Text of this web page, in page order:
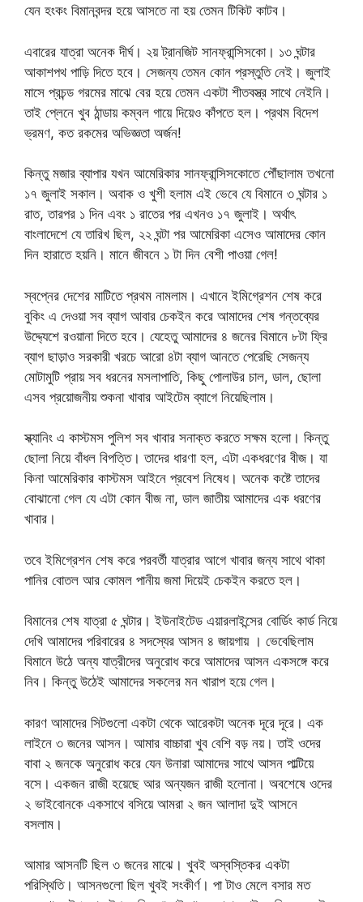
যেন হংকং বিমানবন্দর হয়ে আসতে না হয় তেমন টিকিট কাটব।
এবারের যাত্রা অনেক দীর্ঘ। ২য় ট্রানজিট সানফ্রান্সিসকো। ১৩ ঘন্টার
আকাশপথ পাড়ি দিতে হবে। সেজন্য তেমন কোন প্রস্তুতি নেই। জুলাই
মাসে প্রচন্ড গরমের মাঝে বের হয়ে তেমন একটা শীতবস্ত্র সাথে নেইনি।
তাই প্লেনে খুব ঠান্ডায় কম্বল গায়ে দিয়েও কাঁপতে হল। প্রথম বিদেশ
ভ্রমণ, কত রকমের অভিজ্ঞতা অর্জন!
কিন্তু মজার ব্যাপার যখন আমেরিকার সানফ্রান্সিসকোতে পৌঁছালাম তখনো
১৭ জুলাই সকাল। অবাক ও খুশী হলাম এই ভেবে যে বিমানে ৩ ঘন্টার ১
রাত, তারপর ১ দিন এবং ১ রাতের পর এখনও ১৭ জুলাই। অর্থাৎ
বাংলাদেশে যে তারিখ ছিল, ২২ ঘন্টা পর আমেরিকা এসেও আমাদের কোন
দিন হারাতে হয়নি। মানে জীবনে ১ টা দিন বেশী পাওয়া গেল!
স্বপ্নের দেশের মাটিতে প্রথম নামলাম। এখানে ইমিগ্রেশন শেষ করে
বুকিং এ দেওয়া সব ব্যাগ আবার চেকইন করে আমাদের শেষ গন্তব্যের
উদ্দ্যেশে রওয়ানা দিতে হবে। যেহেতু আমাদের ৪ জনের বিমানে ৮টা ফ্রি
ব্যাগ ছাড়াও সরকারী খরচে আরো ৪টা ব্যাগ আনতে পেরেছি সেজন্য
মোটামুটি প্রায় সব ধরনের মসলাপাতি, কিছু পোলাউর চাল, ডাল, ছোলা
এসব প্রয়োজনীয় শুকনা খাবার আইটেম ব্যাগে নিয়েছিলাম।
স্ক্যানিং এ কাস্টমস পুলিশ সব খাবার সনাক্ত করতে সক্ষম হলো। কিন্তু
ছোলা নিয়ে বাঁধল বিপত্তি। তাদের ধারণা হল, এটা একধরণের বীজ। যা
কিনা আমেরিকার কাস্টমস আইনে প্রবেশ নিষেধ। অনেক কষ্টে তাদের
বোঝানো গেল যে এটা কোন বীজ না, ডাল জাতীয় আমাদের এক ধরণের
খাবার।
তবে ইমিগ্রেশন শেষ করে পরবর্তী যাত্রার আগে খাবার জন্য সাথে থাকা
পানির বোতল আর কোমল পানীয় জমা দিয়েই চেকইন করতে হল।
বিমানের শেষ যাত্রা ৫ ঘন্টার। ইউনাইটেড এয়ারলাইন্সের বোর্ডিং কার্ড নিয়ে
দেখি আমাদের পরিবারের ৪ সদস্যের আসন ৪ জায়গায় । ভেবেছিলাম
বিমানে উঠে অন্য যাত্রীদের অনুরোধ করে আমাদের আসন একসঙ্গে করে
নিব। কিন্তু উঠেই আমাদের সকলের মন খারাপ হয়ে গেল।
কারণ আমাদের সিটগুলো একটা থেকে আরেকটা অনেক দূরে দূরে। এক
লাইনে ৩ জনের আসন। আমার বাচ্চারা খুব বেশি বড় নয়। তাই ওদের
বাবা ২ জনকে অনুরোধ করে যেন উনারা আমাদের সাথে আসন পাল্টিয়ে
বসে। একজন রাজী হয়েছে আর অন্যজন রাজী হলোনা। অবশেষে ওদের
২ ভাইবোনকে একসাথে বসিয়ে আমরা ২ জন আলাদা দুই আসনে
বসলাম।
আমার আসনটি ছিল ৩ জনের মাঝে। খুবই অস্বস্তিকর একটা
পরিস্থিতি। আসনগুলো ছিল খুবই সংকীর্ণ। পা টাও মেলে বসার মত